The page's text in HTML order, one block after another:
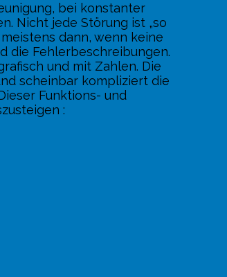
bei konstanter
Nicht jede Störung ist „so
dann, wenn keine
die Fehlerbeschreibungen.
und mit Zahlen. Die
scheinbar kompliziert die
Funktions- und
: